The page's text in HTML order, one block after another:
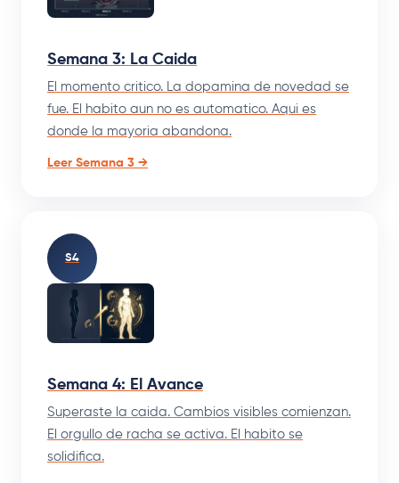
Semana 3: La Caida
El momento critico. La dopamina de novedad se
fue. El habito aun no es automatico. Aqui es
donde la mayoria abandona.
Leer Semana 3 →
S4
Semana 4: El Avance
Superaste la caida. Cambios visibles comienzan.
El orgullo de racha se activa. El habito se
solidifica.